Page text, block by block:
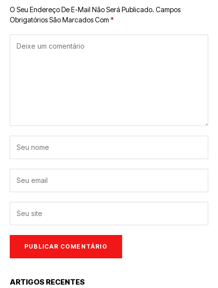
O Seu Endereço De E-Mail Não Será Publicado. Campos
Obrigatórios São Marcados Com *
ARTIGOS RECENTES